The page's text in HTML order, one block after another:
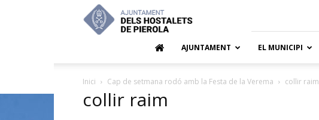
Hostalets
de
AJUNTAMENT EL MUNICIPI
Inici Cap de setmana rodó amb la Festa de la Verema collir raim
collir raim